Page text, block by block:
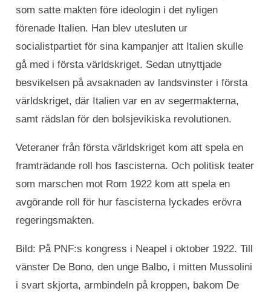
som satte makten före ideologin i det nyligen
förenade Italien. Han blev utesluten ur
socialistpartiet för sina kampanjer att Italien skulle
gå med i första världskriget. Sedan utnyttjade
besvikelsen på avsaknaden av landsvinster i första
världskriget, där Italien var en av segermakterna,
samt rädslan för den bolsjevikiska revolutionen.
Veteraner från första världskriget kom att spela en
framträdande roll hos fascisterna. Och politisk teater
som marschen mot Rom 1922 kom att spela en
avgörande roll för hur fascisterna lyckades erövra
regeringsmakten.
Bild: På PNF:s kongress i Neapel i oktober 1922. Till
vänster De Bono, den unge Balbo, i mitten Mussolini
i svart skjorta, armbindeln på kroppen, bakom De